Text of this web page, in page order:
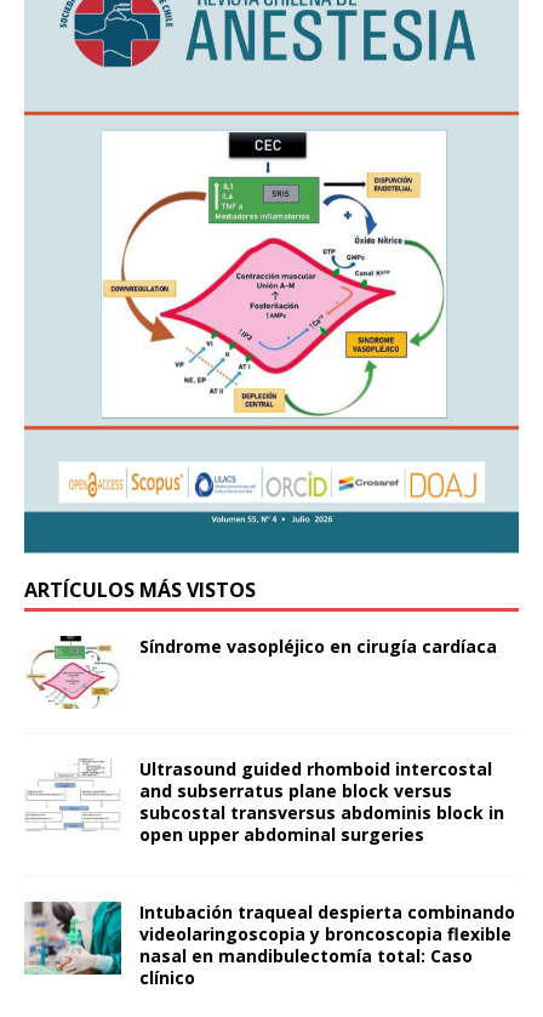
ARTÍCULOS MÁS VISTOS
Síndrome vasopléjico en cirugía cardíaca
Ultrasound guided rhomboid intercostal
and subserratus plane block versus
subcostal transversus abdominis block in
open upper abdominal surgeries
Intubación traqueal despierta combinando
videolaringoscopia y broncoscopia flexible
nasal en mandibulectomía total: Caso
clínico